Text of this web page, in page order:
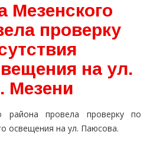
Мезенского
проверку
на ул.
Мезени
района провела проверку по
освещения на ул. Паюсова.